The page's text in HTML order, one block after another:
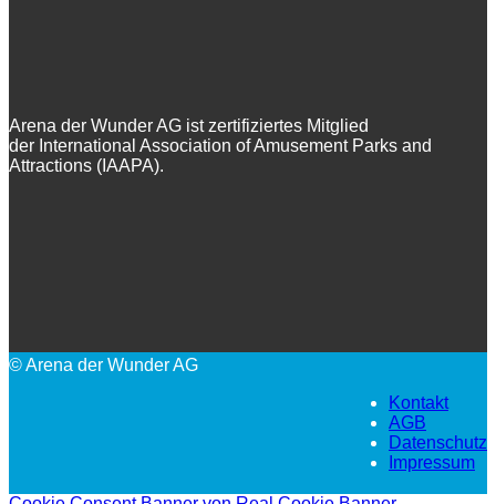
Arena der Wunder AG ist zertifiziertes Mitglied
der International Association of Amusement Parks and
Attractions (IAAPA).
© Arena der Wunder AG
Kontakt
AGB
Datenschutz
Impressum